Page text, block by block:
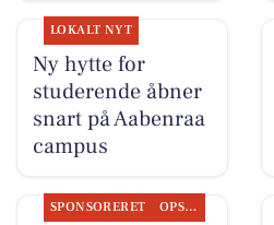
LOKALT NYT
Ny hytte for
studerende åbner
snart på Aabenraa
campus
SPONSORERET OPSLAGSTAVLEN